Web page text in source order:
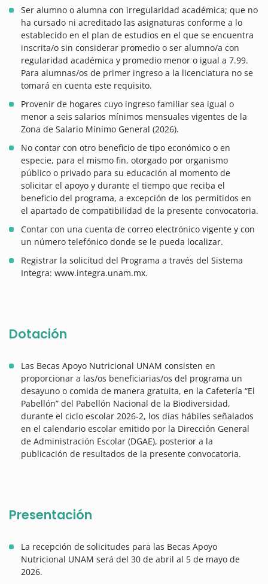
Ser alumno o alumna con irregularidad académica; que no
ha cursado ni acreditado las asignaturas conforme a lo
establecido en el plan de estudios en el que se encuentra
inscrita/o sin considerar promedio o ser alumno/a con
regularidad académica y promedio menor o igual a 7.99.
Para alumnas/os de primer ingreso a la licenciatura no se
tomará en cuenta este requisito.
Provenir de hogares cuyo ingreso familiar sea igual o
menor a seis salarios mínimos mensuales vigentes de la
Zona de Salario Mínimo General (2026).
No contar con otro beneficio de tipo económico o en
especie, para el mismo fin, otorgado por organismo
público o privado para su educación al momento de
solicitar el apoyo y durante el tiempo que reciba el
beneficio del programa, a excepción de los permitidos en
el apartado de compatibilidad de la presente convocatoria.
Contar con una cuenta de correo electrónico vigente y con
un número telefónico donde se le pueda localizar.
Registrar la solicitud del Programa a través del Sistema
Integra: www.integra.unam.mx.
Dotación
Las Becas Apoyo Nutricional UNAM consisten en
proporcionar a las/os beneficiarias/os del programa un
desayuno o comida de manera gratuita, en la Cafetería “El
Pabellón” del Pabellón Nacional de la Biodiversidad,
durante el ciclo escolar 2026-2, los días hábiles señalados
en el calendario escolar emitido por la Dirección General
de Administración Escolar (DGAE), posterior a la
publicación de resultados de la presente convocatoria.
Presentación
La recepción de solicitudes para las Becas Apoyo
Nutricional UNAM será del 30 de abril al 5 de mayo de
2026.